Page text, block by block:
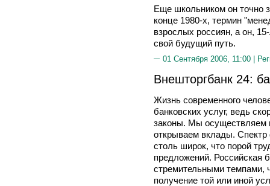
Еще школьником он точно
конце 1980-х, термин
взрослых россиян, а он,
свой будущий путь.
01 Сентября 2006, 11:00 |
Внешторгбанк 24:
Жизнь современного
банковских услуг, ведь
законы. Мы осуществляем
открываем вклады.
столь широк, что порой
предложений. Российская
стремительными темпами,
получение той или иной